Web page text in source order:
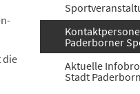
die
Paderborner
Aktuelle
Stadt Paderborn